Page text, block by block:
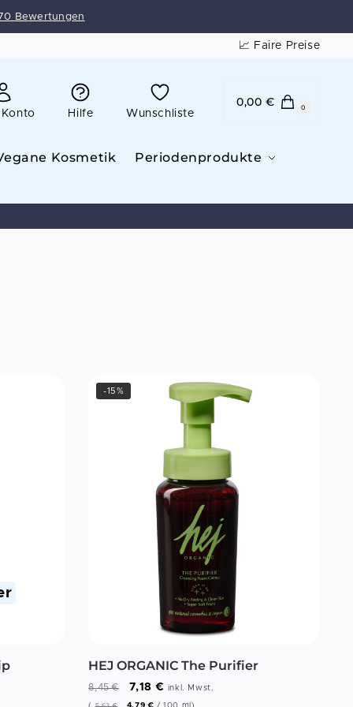
Bewertungen
📈 Faire Preise
Hilfe Wunschliste
0,00€ 0
Kosmetik Periodenprodukte
-15%
HEJ ORGANIC The Purifier
8,45€ 7,18€ inkl. Mwst.